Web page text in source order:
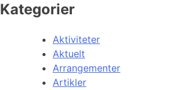
Kategorier
Aktiviteter
Aktuelt
Arrangementer
Artikler